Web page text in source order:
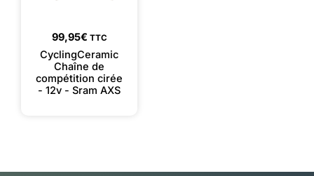
99,95€ TTC
CyclingCeramic
Chaîne de
compétition cirée
- 12v - Sram AXS